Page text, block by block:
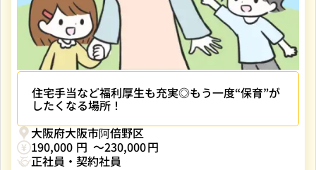
住宅手当など福利厚生も充実◎もう一度“保育”が
したくなる場所！
大阪府大阪市阿倍野区
190,000
230,000
正社員・契約社員